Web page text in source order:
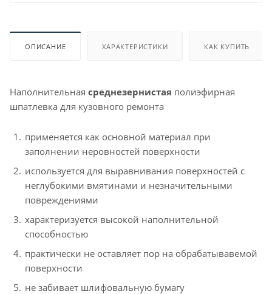
ОПИСАНИЕ ХАРАКТЕРИСТИКИ КАК КУПИТЬ
Наполнительная среднезернистая полиэфирная
шпатлевка для кузовного ремонта
применяется как основной материал при
заполнении неровностей поверхности
используется для выравнивания поверхностей с
неглубокими вмятинами и незначительными
повреждениями
характеризуется высокой наполнительной
способностью
практически не оставляет пор на обрабатывавемой
поверхности
не забивает шлифовальную бумагу